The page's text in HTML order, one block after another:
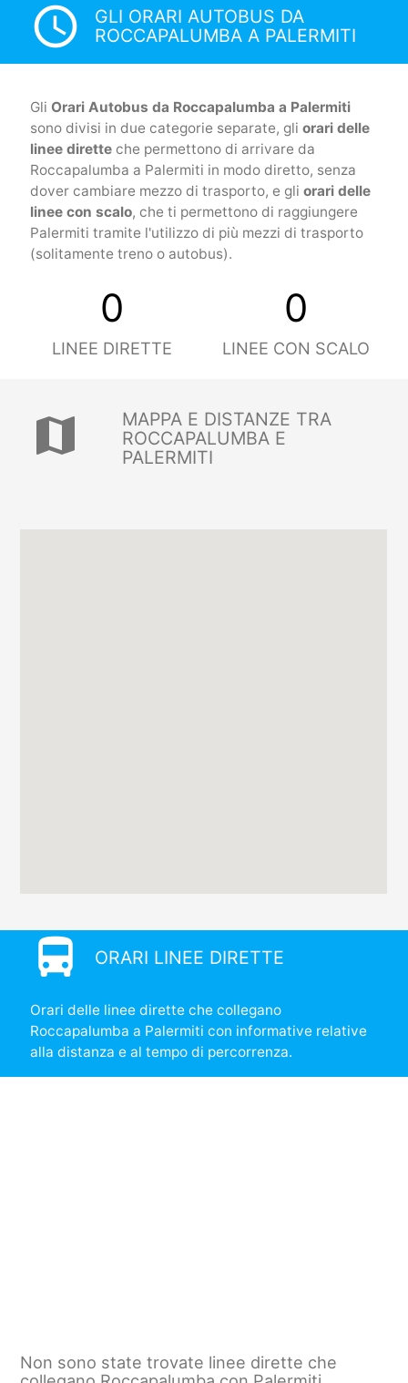
access_time
GLI ORARI AUTOBUS DA
ROCCAPALUMBA A PALERMITI
Gli Orari Autobus da Roccapalumba a Palermiti
sono divisi in due categorie separate, gli orari delle
linee diretteche permettono di arrivare da
Roccapalumba a Palermiti in modo diretto, senza
dover cambiare mezzo di trasporto, e gli orari delle
linee con scalo, che ti permettono di raggiungere
Palermiti tramite l'utilizzo di più mezzi di trasporto
(solitamente treno o autobus).
0
LINEE DIRETTE
0
LINEE CON SCALO
map
MAPPA E DISTANZE TRA
ROCCAPALUMBA E
PALERMITI
directions_bus ORARI LINEE DIRETTE
Orari delle linee dirette che collegano
Roccapalumba a Palermiti con informative relative
alla distanza e al tempo di percorrenza.
Non sono state trovate linee dirette che